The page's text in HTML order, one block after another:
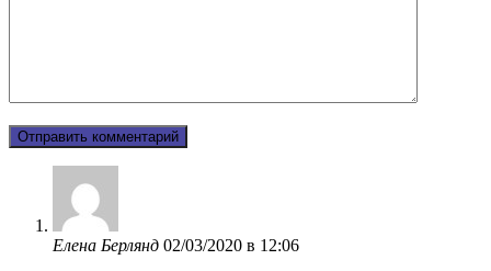
Еленa Берлянд 02/03/2020 в 12:06